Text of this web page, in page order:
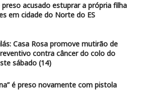
acusado estuprar a própria filha
em cidade do Norte do ES
Casa Rosa promove mutirão de
contra câncer do colo do
sábado (14)
é preso novamente com pistola